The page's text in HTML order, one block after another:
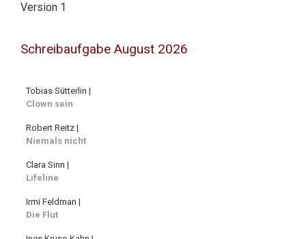
Version 1
Schreibaufgabe August 2026
Tobias Sütterlin |
Clown sein
Robert Reitz |
Niemals nicht
Clara Sinn |
Lifeline
Irmi Feldman |
Die Flut